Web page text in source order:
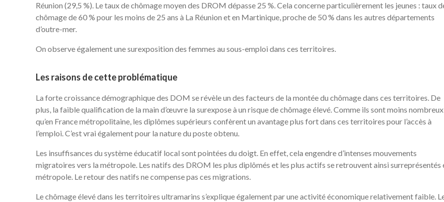
Réunion (29,5 %). Le taux de chômage moyen des DROM dépasse 25 %. Cela concerne particulièrement les jeunes : taux
chômage de 60 % pour les moins de 25 ans à La Réunion et en Martinique, proche de 50 % dans les autres départements
d’outre-mer.
On observe également une surexposition des femmes au sous-emploi dans ces territoires.
Les raisons de cette problématique
La forte croissance démographique des DOM se révèle un des facteurs de la montée du chômage dans ces territoires. De
plus, la faible qualification de la main d’œuvre la surexpose à un risque de chômage élevé. Comme ils sont moins nombreux
qu’en France métropolitaine, les diplômes supérieurs confèrent un avantage plus fort dans ces territoires pour l’accès à
l’emploi. C’est vrai également pour la nature du poste obtenu.
Les insuffisances du système éducatif local sont pointées du doigt. En effet, cela engendre d’intenses mouvements
migratoires vers la métropole. Les natifs des DROM les plus diplômés et les plus actifs se retrouvent ainsi surreprésentés
métropole. Le retour des natifs ne compense pas ces migrations.
Le chômage élevé dans les territoires ultramarins s’explique également par une activité économique relativement faible.